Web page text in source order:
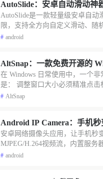
AutoSlide：安卓自动滑动神
刷视频/看小说
AutoSlide是一款轻量级安卓自动
限，支持全方向自定义滑动、随
完美模拟真人手势，帮你轻松刷
# android
AltSnap：一款免费开源的
器，按住 Alt 键即可随意拖
在 Windows 日常使用中，一个
是： 调整窗口大小必须精准点击
抓住顶部区域。 尤其是在： 这些
# AltSnap
Android IP Camera：手机
款安卓 MJPEG / H.264 IP
安卓网络摄像头应用，让手机秒
MJPEG/H.264视频流，内置服务
加密。
# android